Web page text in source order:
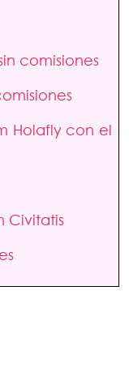
comisiones
Holafly con el
Civitatis